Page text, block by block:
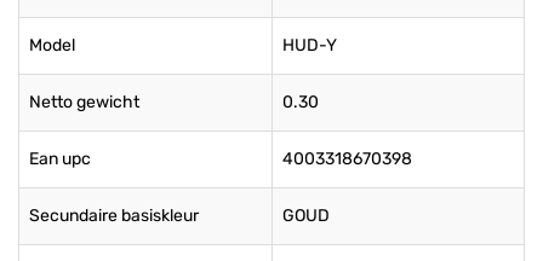
Model HUD-Y
Netto gewicht 0.30
Ean upc 4003318670398
Secundaire basiskleur GOUD